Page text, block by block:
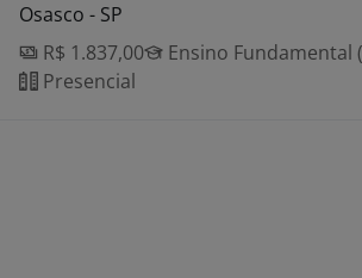
Osasco - SP
R$ 1.837,00
Ensino Fundamental
Presencial